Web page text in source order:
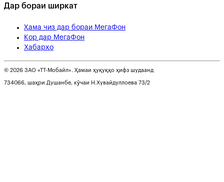
Дар бораи ширкат
Ҳама чиз дар бораи МегаФон
Кор дар МегаФон
Хабарҳо
© 2026 ЗАО «ТТ-Мобайл». Ҳамаи ҳуқуқҳо ҳифз шудаанд
734066, шаҳри Душанбе, кӯчаи Н.Хувайдуллоева 73/2